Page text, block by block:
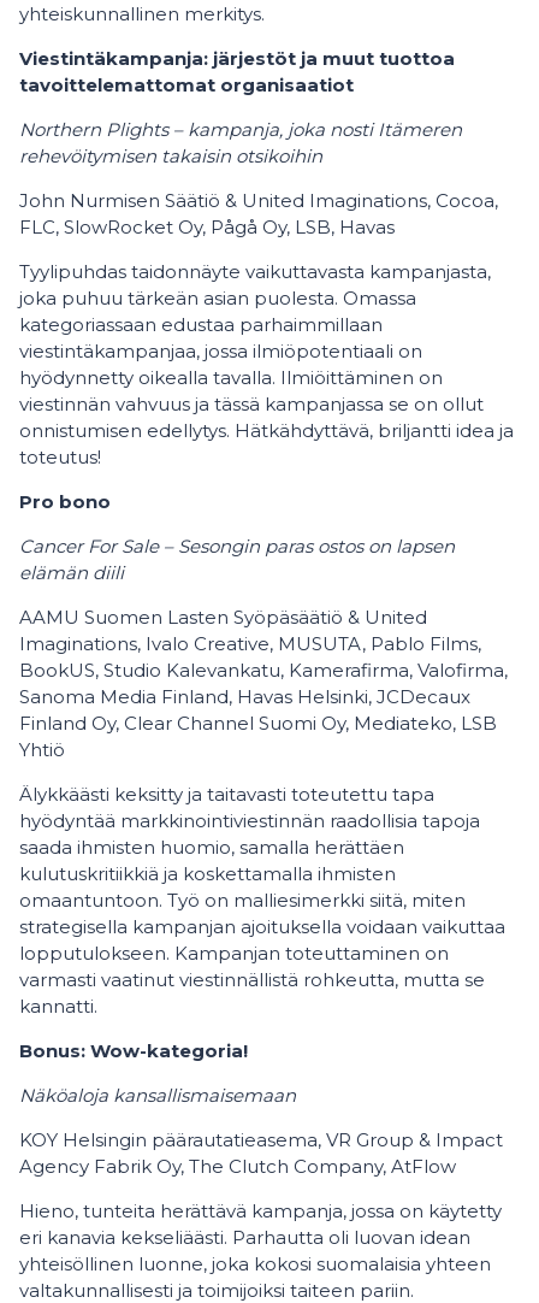
yhteiskunnallinen merkitys.
Viestintäkampanja: järjestöt ja muut tuottoa
tavoittelemattomat organisaatiot
Northern Plights – kampanja, joka nosti Itämeren
rehevöitymisen takaisin otsikoihin
John Nurmisen Säätiö & United Imaginations, Cocoa,
FLC, SlowRocket Oy, Pågå Oy, LSB, Havas
Tyylipuhdas taidonnäyte vaikuttavasta kampanjasta,
joka puhuu tärkeän asian puolesta. Omassa
kategoriassaan edustaa parhaimmillaan
viestintäkampanjaa, jossa ilmiöpotentiaali on
hyödynnetty oikealla tavalla. Ilmiöittäminen on
viestinnän vahvuus ja tässä kampanjassa se on ollut
onnistumisen edellytys. Hätkähdyttävä, briljantti idea ja
toteutus!
Pro bono
Cancer For Sale – Sesongin paras ostos on lapsen
elämän diili
AAMU Suomen Lasten Syöpäsäätiö & United
Imaginations, Ivalo Creative, MUSUTA, Pablo Films,
BookUS, Studio Kalevankatu, Kamerafirma, Valofirma,
Sanoma Media Finland, Havas Helsinki, JCDecaux
Finland Oy, Clear Channel Suomi Oy, Mediateko, LSB
Yhtiö
Älykkäästi keksitty ja taitavasti toteutettu tapa
hyödyntää markkinointiviestinnän raadollisia tapoja
saada ihmisten huomio, samalla herättäen
kulutuskritiikkiä ja koskettamalla ihmisten
omaantuntoon. Työ on malliesimerkki siitä, miten
strategisella kampanjan ajoituksella voidaan vaikuttaa
lopputulokseen. Kampanjan toteuttaminen on
varmasti vaatinut viestinnällistä rohkeutta, mutta se
kannatti.
Bonus: Wow-kategoria!
Näköaloja kansallismaisemaan
KOY Helsingin päärautatieasema, VR Group & Impact
Agency Fabrik Oy, The Clutch Company, AtFlow
Hieno, tunteita herättävä kampanja, jossa on käytetty
eri kanavia kekseliäästi. Parhautta oli luovan idean
yhteisöllinen luonne, joka kokosi suomalaisia yhteen
valtakunnallisesti ja toimijoiksi taiteen pariin.